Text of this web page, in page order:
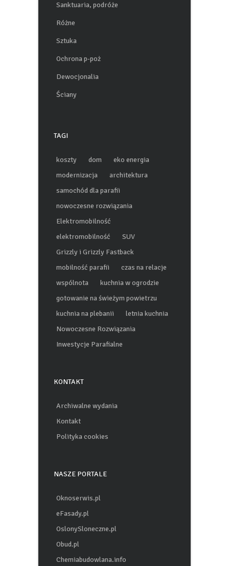
Sanktuaria, podróże
Różne
Sztuka
Ochrona p-poż
Dewocjonalia
Ściany
TAGI
koszty dom
eko energia
modernizacja
architektura
samochód dla parafii
nowoczesne rozwiązania
Elektromobilność
elektromobilność
SUV
Grizzly i Grizzly Fastback
mobilność parafii
czas na relacje
wspólnota
kuchnia w ogrodzie
gotowanie na świeżym powietrzu
kuchnia na plebanii
letnia kuchnia
Nowoczesne Rozwiązania
Inwestycje Parafialne
KONTAKT
Archiwalne wydania
Kontakt
Polityka cookies
NASZE PORTALE
Oknoserwis.pl
eFasady.pl
OslonySloneczne.pl
Obud.pl
Chemiabudowlana.info